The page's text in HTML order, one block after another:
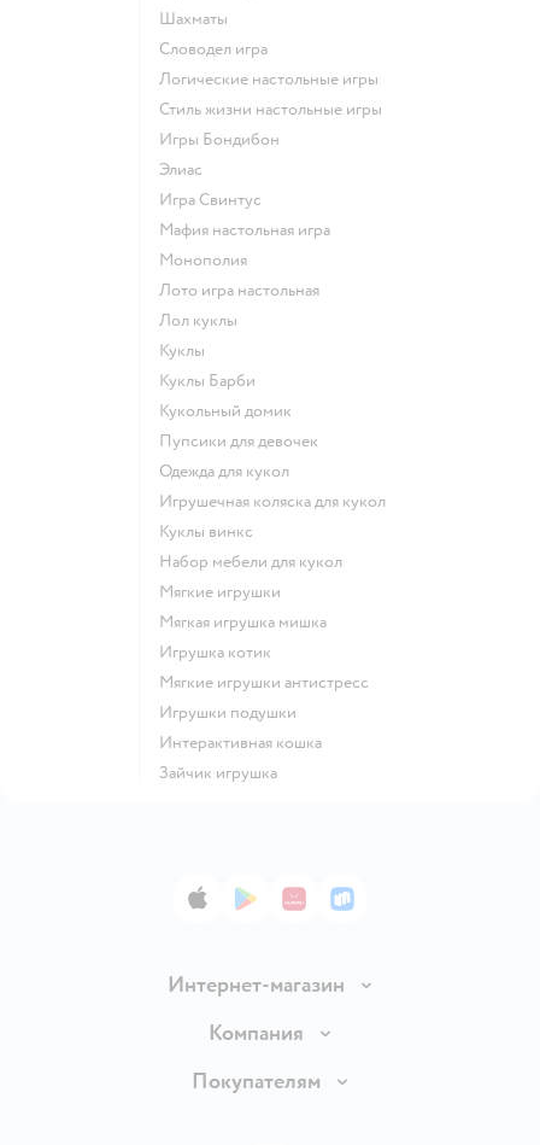
Шахматы
Словодел игра
Логические настольные игры
Стиль жизни настольные игры
Игры Бондибон
Элиас
Игра Свинтус
Мафия настольная игра
Монополия
Лото игра настольная
Лол куклы
Куклы
Куклы Барби
Кукольный домик
Пупсики для девочек
Одежда для кукол
Игрушечная коляска для кукол
Куклы винкс
Набор мебели для кукол
Мягкие игрушки
Мягкая игрушка мишка
Игрушка котик
Мягкие игрушки антистресс
Игрушки подушки
Интерактивная кошка
Зайчик игрушка
App StoreGoogle Play
AppGallery
RuStore
Интернет-магазин
Доставка и оплата
Правила продажи
Компания
Вакансии
Покупателям